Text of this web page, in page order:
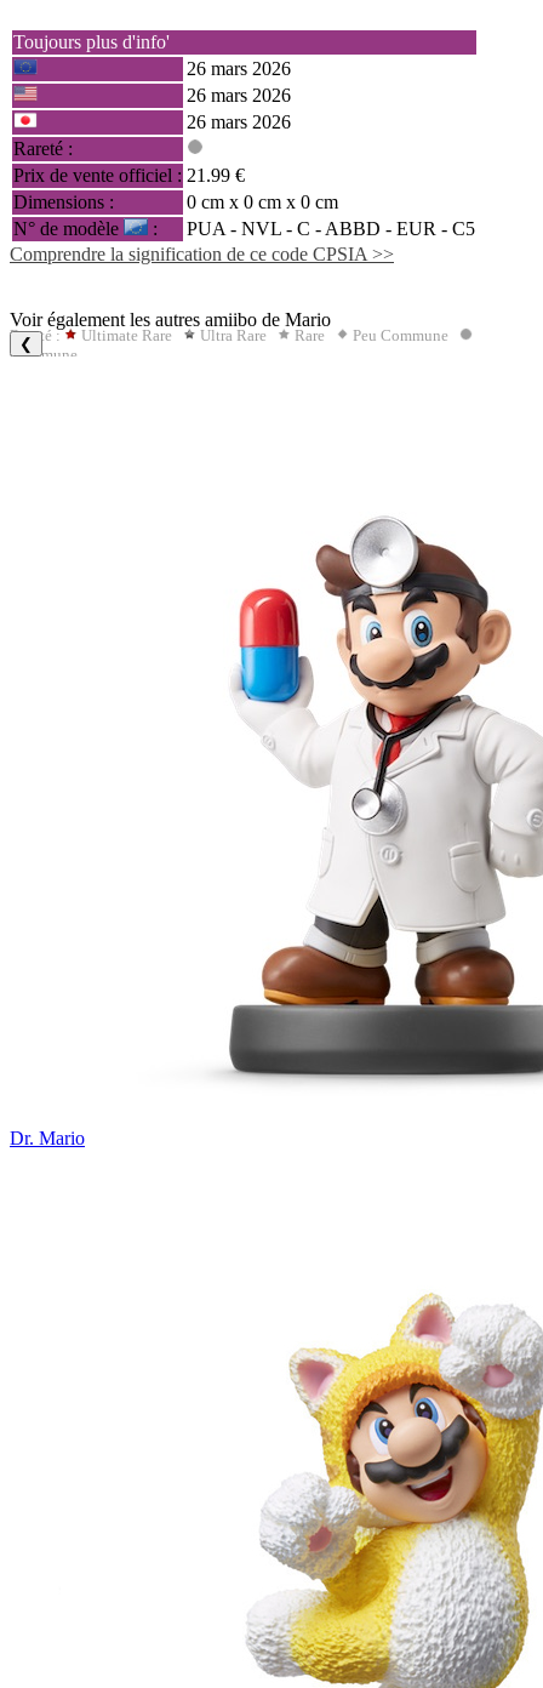
Toujours plus d'info'
26 mars 2026
26 mars 2026
26 mars 2026
Rareté :
Prix de vente officiel : 21.99 €
Dimensions :
0 cm x 0 cm x 0 cm
N° de modèle
: PUA - NVL - C - ABBD - EUR - C5
Comprendre la signification de ce code CPSIA >>
Rareté : Ultimate Rare Ultra Rare Rare
Peu Commune
Commune
Voir également les autres amiibo de Mario
❮
Dr. Mario